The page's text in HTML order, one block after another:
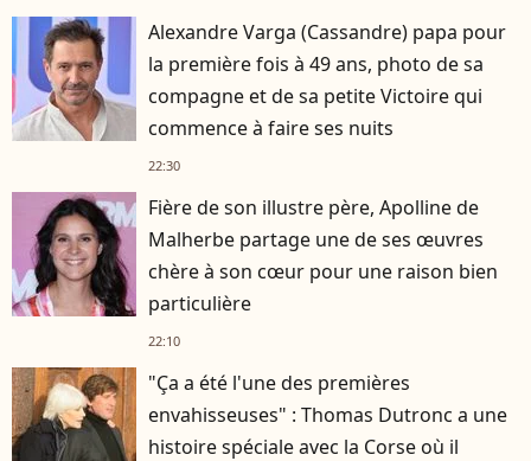
Alexandre Varga (Cassandre) papa pour
la première fois à 49 ans, photo de sa
compagne et de sa petite Victoire qui
commence à faire ses nuits
22:30
Fière de son illustre père, Apolline de
Malherbe partage une de ses œuvres
chère à son cœur pour une raison bien
particulière
22:10
"Ça a été l'une des premières
envahisseuses" : Thomas Dutronc a une
histoire spéciale avec la Corse où il